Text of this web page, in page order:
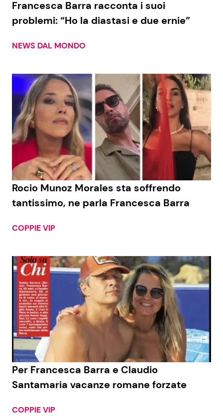
Info
Chi siamo
Disclaimer e Privacy
Redazione
Contattaci
Pubblicità
Privacy Policy
Francesca Barra racconta i suoi
problemi: “Ho la diastasi e due ernie”
NEWS DAL MONDO
Rocio Munoz Morales sta soffrendo
tantissimo, ne parla Francesca Barra
COPPIE VIP
Per Francesca Barra e Claudio
Santamaria vacanze romane forzate
COPPIE VIP